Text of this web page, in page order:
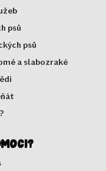
psů
psů
a slabozraké